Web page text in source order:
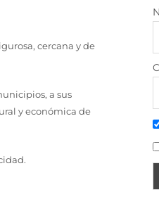
cercana y de
a sus
y económica de